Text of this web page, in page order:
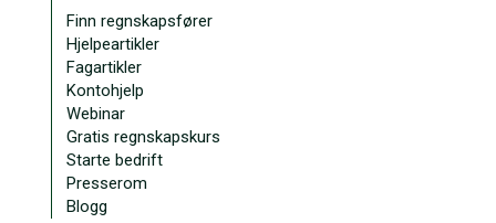
Finn regnskapsfører
Hjelpeartikler
Fagartikler
Kontohjelp
Webinar
Gratis regnskapskurs
Starte bedrift
Presserom
Blogg